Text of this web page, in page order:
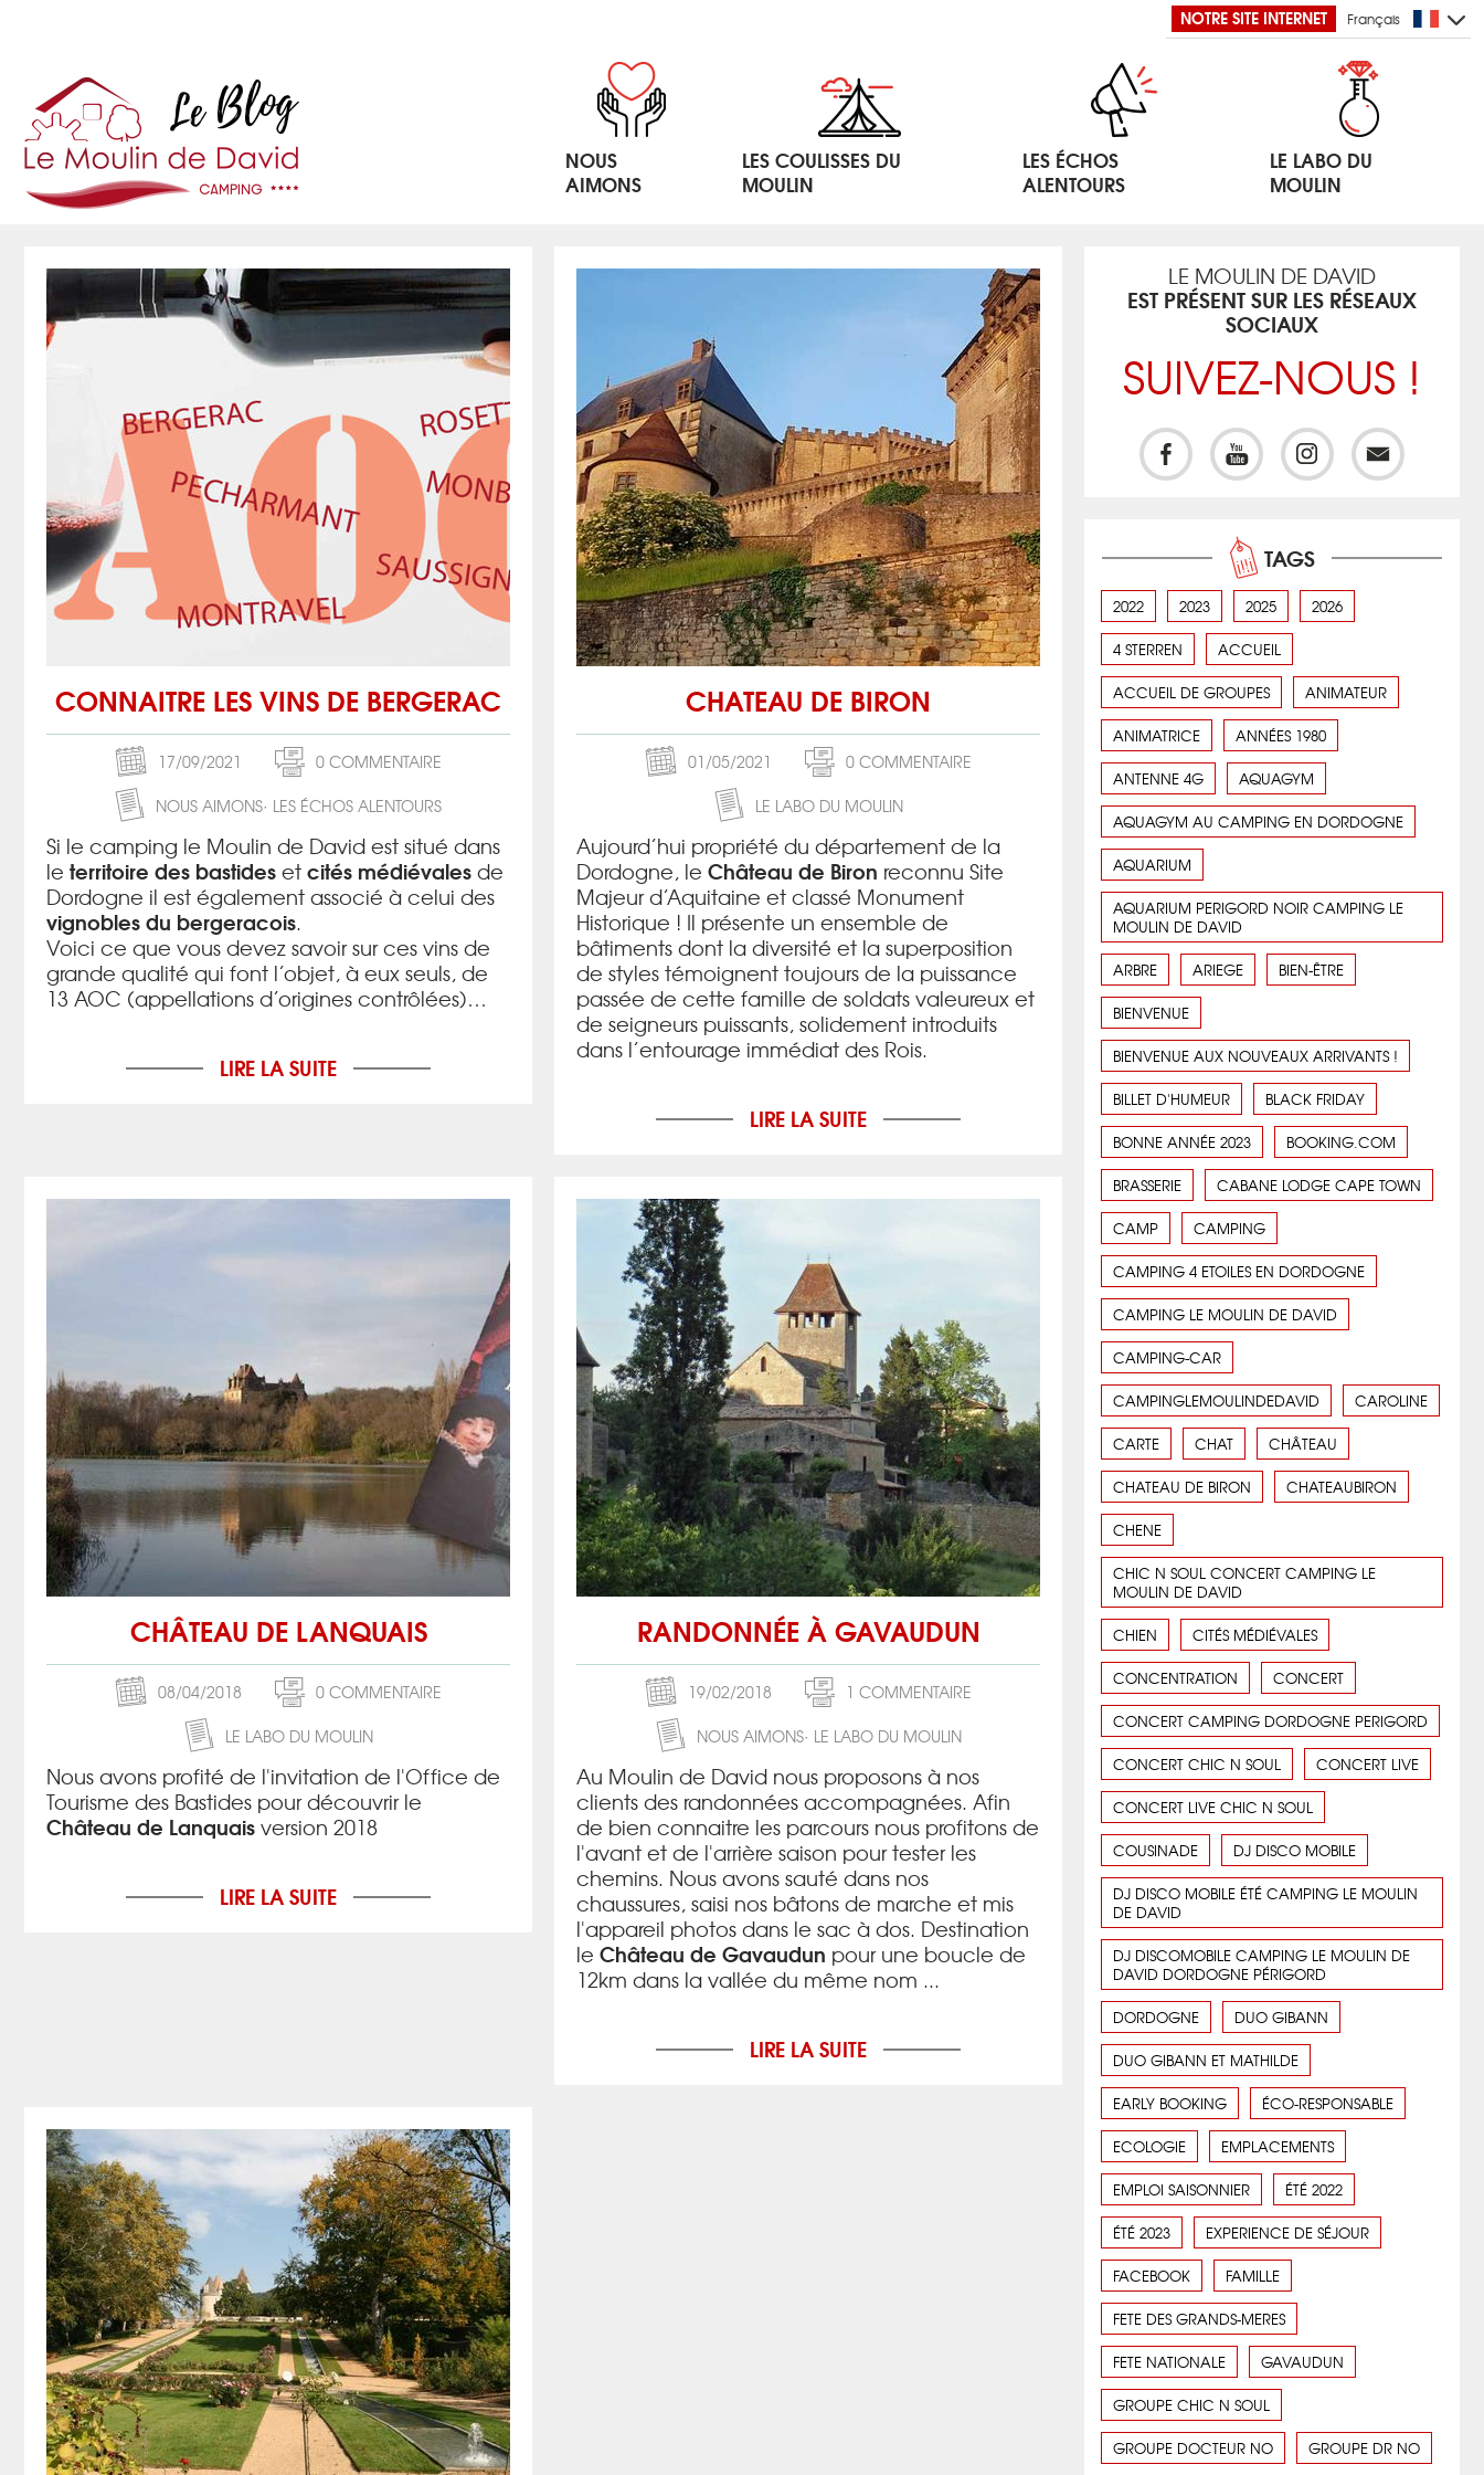
NOTRE SITE INTERNET Français
NOUS
AIMONS
LES COULISSES DU
MOULIN
LES ÉCHOS
ALENTOURS
LE LABO DU
MOULIN
CONNAITRE LES VINS DE BERGERAC
17/09/2021
0 COMMENTAIRE
NOUS AIMONS LES ÉCHOS ALENTOURS
Si le camping le Moulin de David est situé dans
le territoire des bastidesetcités médiévalesde
Dordogne il est également associé à celui des
vignobles du bergeracois.
Voici ce que vous devez savoir sur ces vins de
grande qualité qui font l’objet, à eux seuls, de
13 AOC (appellations d’origines contrôlées)…
LIRE LA SUITE
CHATEAU DE BIRON
01/05/2021
0 COMMENTAIRE
LE LABO DU MOULIN
Aujourd’hui propriété du département de la
Dordogne, le Château de Biron reconnu Site
Majeur d’Aquitaine et classé Monument
Historique ! Il présente un ensemble de
bâtiments dont la diversité et la superposition
de styles témoignent toujours de la puissance
passée de cette famille de soldats valeureux et
de seigneurs puissants, solidement introduits
dans l’entourage immédiat des Rois.
LIRE LA SUITE
CHÂTEAU DE LANQUAIS
08/04/2018
0 COMMENTAIRE
LE LABO DU MOULIN
Nous avons profité de l'invitation de l'Office de
Tourisme des Bastides pour découvrir le
Château de Lanquaisversion 2018
LIRE LA SUITE
RANDONNÉE À GAVAUDUN
19/02/2018
1 COMMENTAIRE
NOUS AIMONS LE LABO DU MOULIN
Au Moulin de David nous proposons à nos
clients des randonnées accompagnées. Afin
de bien connaitre les parcours nous profitons de
l'avant et de l'arrière saison pour tester les
chemins. Nous avons sauté dans nos
chaussures, saisi nos bâtons de marche et mis
l'appareil photos dans le sac à dos. Destination
le Château de Gavaudun pour une boucle de
12km dans la vallée du même nom ...
LIRE LA SUITE
LE MOULIN DE DAVID
EST PRÉSENT SUR LES RÉSEAUX
SOCIAUX
SUIVEZ-NOUS !
TAGS
2022 2023 2025 2026
4 STERREN ACCUEIL
ACCUEIL DE GROUPES ANIMATEUR
ANIMATRICE ANNÉES 1980
ANTENNE 4G AQUAGYM
AQUAGYM AU CAMPING EN DORDOGNE
AQUARIUM
AQUARIUM PERIGORD NOIR CAMPING LE
MOULIN DE DAVID
ARBRE ARIEGE BIEN-ÊTRE
BIENVENUE
BIENVENUE AUX NOUVEAUX ARRIVANTS !
BILLET D'HUMEUR BLACK FRIDAY
BONNE ANNÉE 2023 BOOKING.COM
BRASSERIE CABANE LODGE CAPE TOWN
CAMP CAMPING
CAMPING 4 ETOILES EN DORDOGNE
CAMPING LE MOULIN DE DAVID
CAMPING-CAR
CAMPINGLEMOULINDEDAVID CAROLINE
CARTE CHAT CHÂTEAU
CHATEAU DE BIRON CHATEAUBIRON
CHENE
CHIC N SOUL CONCERT CAMPING LE
MOULIN DE DAVID
CHIEN CITÉS MÉDIÉVALES
CONCENTRATION CONCERT
CONCERT CAMPING DORDOGNE PERIGORD
CONCERT CHIC N SOUL CONCERT LIVE
CONCERT LIVE CHIC N SOUL
COUSINADE DJ DISCO MOBILE
DJ DISCO MOBILE ÉTÉ CAMPING LE MOULIN
DE DAVID
DJ DISCOMOBILE CAMPING LE MOULIN DE
DAVID DORDOGNE PÉRIGORD
DORDOGNE DUO GIBANN
DUO GIBANN ET MATHILDE
EARLY BOOKING ÉCO-RESPONSABLE
ECOLOGIE EMPLACEMENTS
EMPLOI SAISONNIER ÉTÉ 2022
ÉTÉ 2023 EXPERIENCE DE SÉJOUR
FACEBOOK FAMILLE
FETE DES GRANDS-MERES
FETE NATIONALE GAVAUDUN
GROUPE CHIC N SOUL
GROUPE DOCTEUR NO GROUPE DR NO